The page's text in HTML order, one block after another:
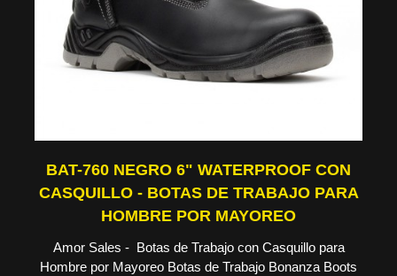
BAT-760 NEGRO 6" WATERPROOF CON
CASQUILLO - BOTAS DE TRABAJO PARA
HOMBRE POR MAYOREO
Amor Sales - Botas de Trabajo con Casquillo para
Hombre por Mayoreo Botas de Trabajo Bonanza Boots